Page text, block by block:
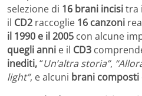
selezione di 16 brani incisitra
il CD2 raccoglie 16 canzoni
il 1990 e il 2005 con alcune
quegli anni e il CD3
inediti,“Un’altra storia”,
light”, e alcuni brani composti